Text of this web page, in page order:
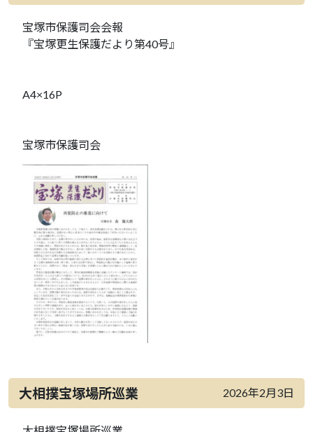
宝塚市保護司会会報
『宝塚更生保護だより第40号』
A4×16P
宝塚市保護司会
大相撲宝塚場所巡業 2026年2月3日